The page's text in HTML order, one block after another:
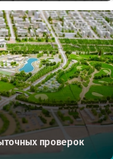
проверок